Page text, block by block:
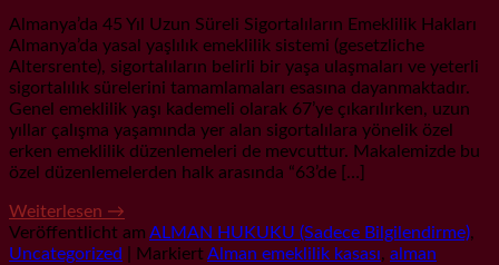
Almanya’da 45 Yıl Uzun Süreli Sigortalıların Emeklilik Hakları
Almanya’da yasal yaşlılık emeklilik sistemi (gesetzliche
Altersrente), sigortalıların belirli bir yaşa ulaşmaları ve yeterli
sigortalılık sürelerini tamamlamaları esasına dayanmaktadır.
Genel emeklilik yaşı kademeli olarak 67’ye çıkarılırken, uzun
yıllar çalışma yaşamında yer alan sigortalılara yönelik özel
erken emeklilik düzenlemeleri de mevcuttur. Makalemizde bu
özel düzenlemelerden halk arasında “63’de […]
Weiterlesen →
Veröffentlicht am ALMAN HUKUKU (Sadece Bilgilendirme),
Uncategorized
MarkiertAlman emeklilik kasası, alman